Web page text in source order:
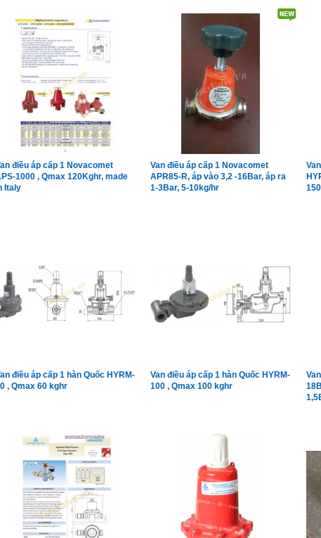
điều áp cấp 1 Novacomet
1000 , Qmax 120Kghr, made
Italy
Van điều áp cấp 1 Novacomet
APR85-R, áp vào 3,2 -16Bar, áp ra
1-3Bar, 5-10kg/hr
điều áp cấp 1 hàn Quốc HYRM-
, Qmax 60 kghr
Van điều áp cấp 1 hàn Quốc HYRM-
100 , Qmax 100 kghr